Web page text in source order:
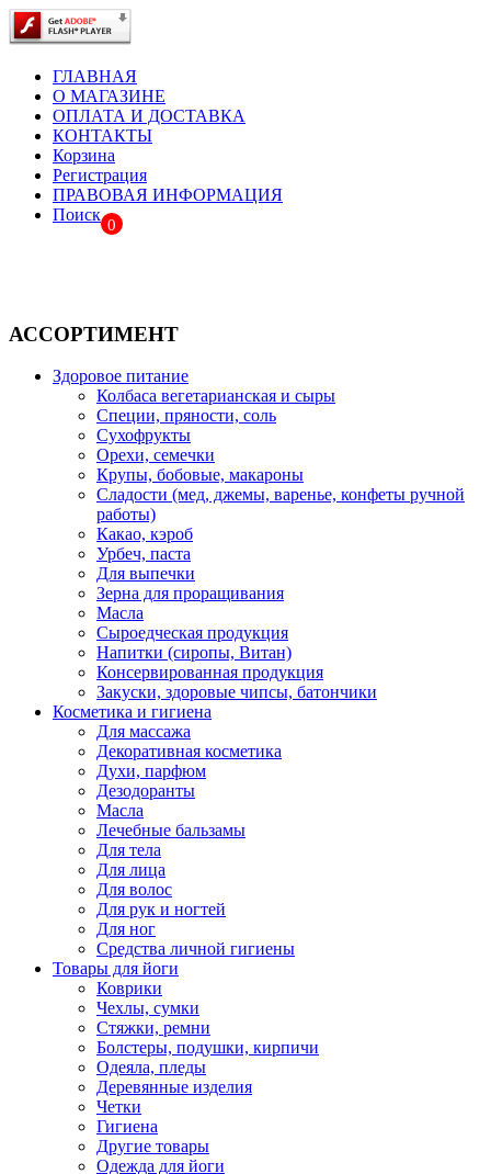
ГЛАВНАЯ
О МАГАЗИНЕ
ОПЛАТА И ДОСТАВКА
КОНТАКТЫ
Корзина
Регистрация
ПРАВОВАЯ ИНФОРМАЦИЯ
Поиск
0
АССОРТИМЕНТ
Здоровое питание
Колбаса вегетарианская и сыры
Специи, пряности, соль
Сухофрукты
Орехи, семечки
Крупы, бобовые, макароны
Сладости (мед, джемы, варенье, конфеты ручной
работы)
Какао, кэроб
Урбеч, паста
Для выпечки
Зерна для проращивания
Масла
Сыроедческая продукция
Напитки (сиропы, Витан)
Консервированная продукция
Закуски, здоровые чипсы, батончики
Косметика и гигиена
Для массажа
Декоративная косметика
Духи, парфюм
Дезодоранты
Масла
Лечебные бальзамы
Для тела
Для лица
Для волос
Для рук и ногтей
Для ног
Средства личной гигиены
Товары для йоги
Коврики
Чехлы, сумки
Стяжки, ремни
Болстеры, подушки, кирпичи
Одеяла, пледы
Деревянные изделия
Четки
Гигиена
Другие товары
Одежда для йоги